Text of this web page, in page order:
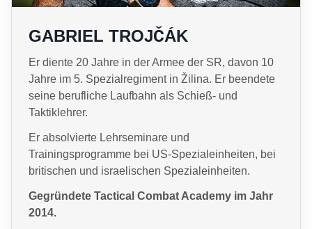
GABRIEL TROJČÁK
Er diente 20 Jahre in der Armee der SR, davon 10
Jahre im 5. Spezialregiment in Žilina. Er beendete
seine berufliche Laufbahn als Schieß- und
Taktiklehrer.
Er absolvierte Lehrseminare und
Trainingsprogramme bei US-Spezialeinheiten, bei
britischen und israelischen Spezialeinheiten.
Gegründete Tactical Combat Academy im Jahr
2014.